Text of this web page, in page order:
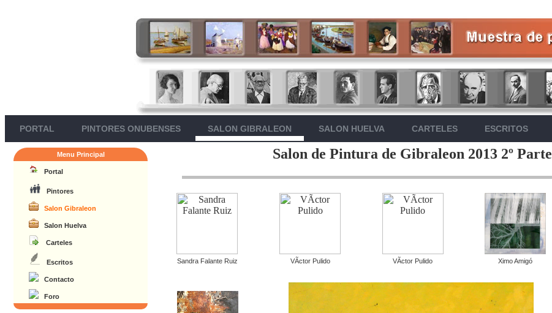
PORTAL PINTORES ONUBENSES SALON GIBRALEON SALON HUELVA CARTELES ESCRITOS
Menu Principal
Portal
Pintores
Salon Gibraleon
Salon Huelva
Carteles
Escritos
Contacto
Foro
Salon de Pintura de Gibraleon 2013 2º Parte
Sandra Falante Ruiz VÃ­ctor Pulido VÃ­ctor Pulido Ximo Amigó